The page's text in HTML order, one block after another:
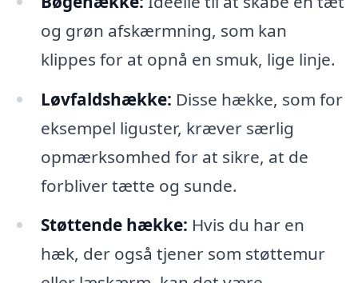
og grøn afskærmning, som kan
klippes for at opnå en smuk, lige linje.
Løvfaldshække: Disse hække, som for
eksempel liguster, kræver særlig
opmærksomhed for at sikre, at de
forbliver tætte og sunde.
Støttende hække: Hvis du har en
hæk, der også tjener som støttemur